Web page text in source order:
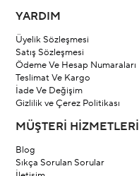
YARDIM
Üyelik Sözleşmesi
Satış Sözleşmesi
Ödeme Ve Hesap Numaraları
Teslimat Ve Kargo
İade Ve Değişim
Gizlilik ve Çerez Politikası
MÜŞTERİ HİZMETLERİ
Blog
Sıkça Sorulan Sorular